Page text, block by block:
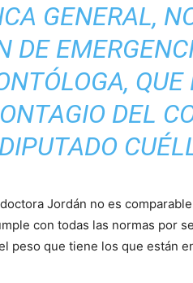
GENERAL,
DE
QUE
DEL
Jordán no es
con todas las normas por
peso que tiene los que están